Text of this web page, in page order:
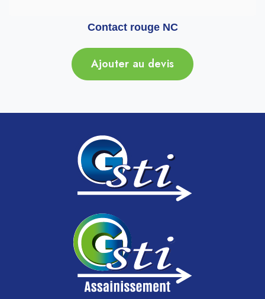
Contact rouge NC
Ajouter au devis